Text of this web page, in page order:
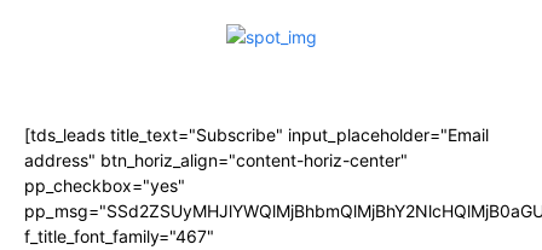
[tds_leads title_text="Subscribe" input_placeholder="Email
address" btn_horiz_align="content-horiz-center"
pp_checkbox="yes"
f_title_font_family="467"